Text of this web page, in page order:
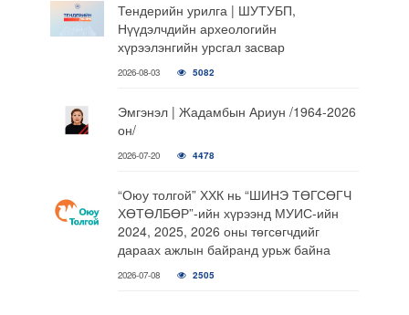
Тендерийн урилга | ШУТУБП,
Нүүдэлчдийн археологийн
хүрээлэнгийн урсгал засвар
2026-08-03 5082
Эмгэнэл | Жадамбын Ариун /1964-2026
он/
2026-07-20 4478
“Оюу толгой” ХХК нь “ШИНЭ ТӨГСӨГЧ
ХӨТӨЛБӨР”-ийн хүрээнд МУИС-ийн
2024, 2025, 2026 оны төгсөгчдийг
дараах ажлын байранд урьж байна
2026-07-08 2505